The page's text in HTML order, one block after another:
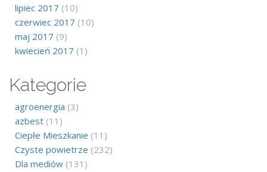
lipiec 2017 (10)
czerwiec 2017 (10)
maj 2017 (9)
kwiecień 2017 (1)
Kategorie
agroenergia (3)
azbest (11)
Ciepłe Mieszkanie (11)
Czyste powietrze (232)
Dla mediów (131)